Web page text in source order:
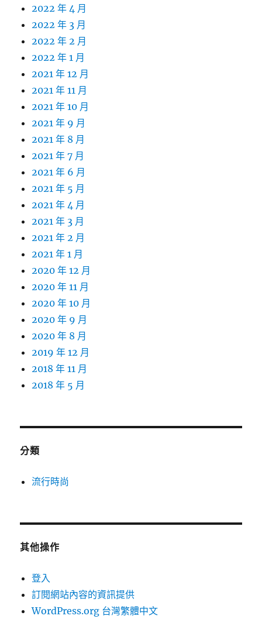
2022 年 4 月
2022 年 3 月
2022 年 2 月
2022 年 1 月
2021 年 12 月
2021 年 11 月
2021 年 10 月
2021 年 9 月
2021 年 8 月
2021 年 7 月
2021 年 6 月
2021 年 5 月
2021 年 4 月
2021 年 3 月
2021 年 2 月
2021 年 1 月
2020 年 12 月
2020 年 11 月
2020 年 10 月
2020 年 9 月
2020 年 8 月
2019 年 12 月
2018 年 11 月
2018 年 5 月
分類
流行時尚
其他操作
登入
訂閱網站內容的資訊提供
WordPress.org 台灣繁體中文